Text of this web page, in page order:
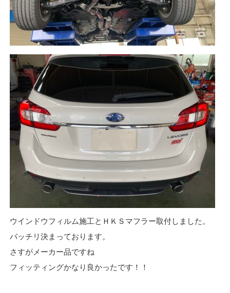
ウインドウフィルム施工とＨＫＳマフラー取付しました。
バッチリ決まっております。
さすがメーカー品ですね
フィッティングかなり良かったです！！